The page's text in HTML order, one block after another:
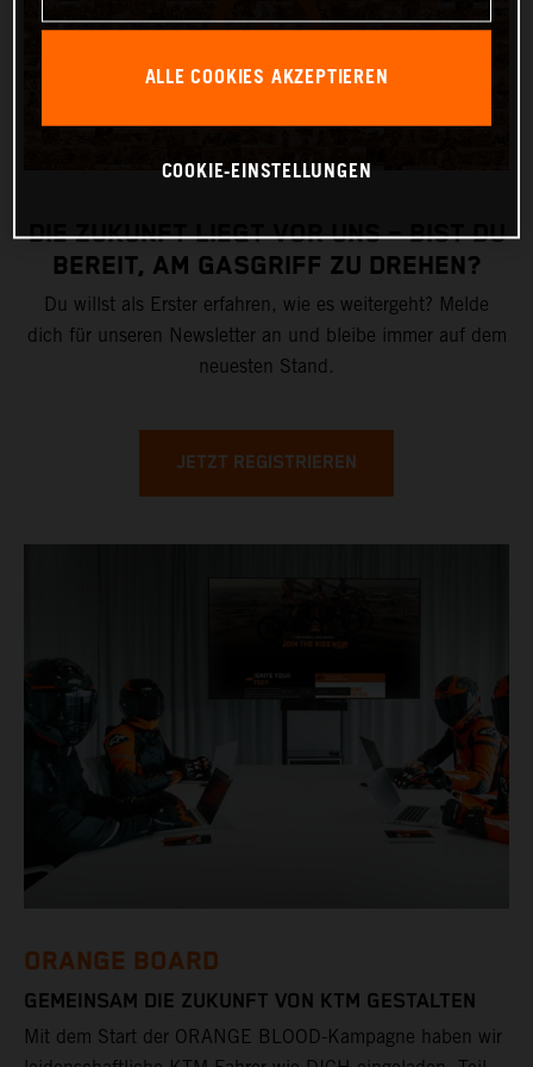
DIE ZUKUNFT LIEGT VOR UNS – BIST DU
BEREIT, AM GASGRIFF ZU DREHEN?
Du willst als Erster erfahren, wie es weitergeht? Melde
dich für unseren Newsletter an und bleibe immer auf dem
neuesten Stand.
JETZT REGISTRIEREN
ORANGE BOARD
GEMEINSAM DIE ZUKUNFT VON KTM GESTALTEN
Mit dem Start der ORANGE BLOOD-Kampagne haben wir
ALLE COOKIES AKZEPTIEREN
COOKIE-EINSTELLUNGEN